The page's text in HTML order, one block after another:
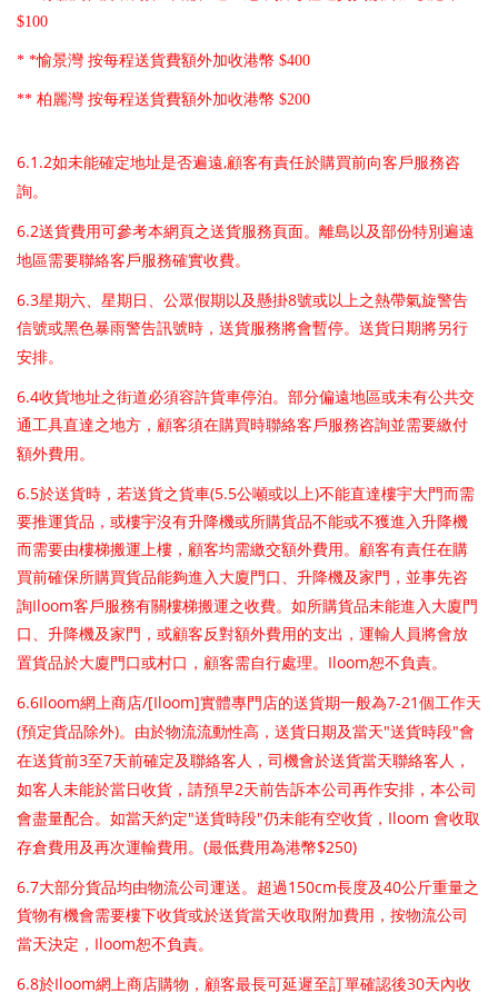
$100
* *愉景灣 按每程送貨費額外加收港幣 $400
** 柏麗灣 按每程送貨費額外加收港幣 $200
6.1.2如未能確定地址是否遍遠,顧客有責任於購買前向客戶服務咨
詢。
6.2送貨費用可參考本網頁之送貨服務頁面。離島以及部份特別遍遠
地區需要聯絡客戶服務確實收費。
6.3星期六、星期日、公眾假期以及懸掛8號或以上之熱帶氣旋警告
信號或黑色暴雨警告訊號時，送貨服務將會暫停。送貨日期將另行
安排。
6.4收貨地址之街道必須容許貨車停泊。部分偏遠地區或未有公共交
通工具直達之地方，顧客須在購買時聯絡客戶服務咨詢並需要繳付
額外費用。
6.5於送貨時，若送貨之貨車(5.5公噸或以上)不能直達樓宇大門而需
要推運貨品，或樓宇沒有升降機或所購貨品不能或不獲進入升降機
而需要由樓梯搬運上樓，顧客均需繳交額外費用。顧客有責任在購
買前確保所購買貨品能夠進入大廈門口、升降機及家門，並事先咨
詢Iloom客戶服務有關樓梯搬運之收費。如所購貨品未能進入大廈門
口、升降機及家門，或顧客反對額外費用的支出，運輸人員將會放
置貨品於大廈門口或村口，顧客需自行處理。 Iloom恕不負責。
6.6Iloom網上商店/[Iloom]實體專門店的送貨期一般為7-21 個工作天
(預定貨品除外)。由於物流流動性高，送貨日期及當天"送貨時段"會
在送貨前3至7天前確定及聯絡客人，司機會於送貨當天聯絡客人，
如客人未能於當日收貨，請預早2天前告訴本公司再作安排，本公司
會盡量配合。如當天約定"送貨時段"仍未能有空收貨， Iloom 會收取
存倉費用及再次運輸費用。 (最低費用為港幣$250)​
6.7大部分貨品均由物流公司運送。超過150cm長度及40公斤重量之
貨物有機會需要樓下收貨或於送貨當天收取附加費用，按物流公司
當天決定， Iloom恕不負責。
6.8於Iloom網上商店購物，顧客最長可延遲至訂單確認後30天內收